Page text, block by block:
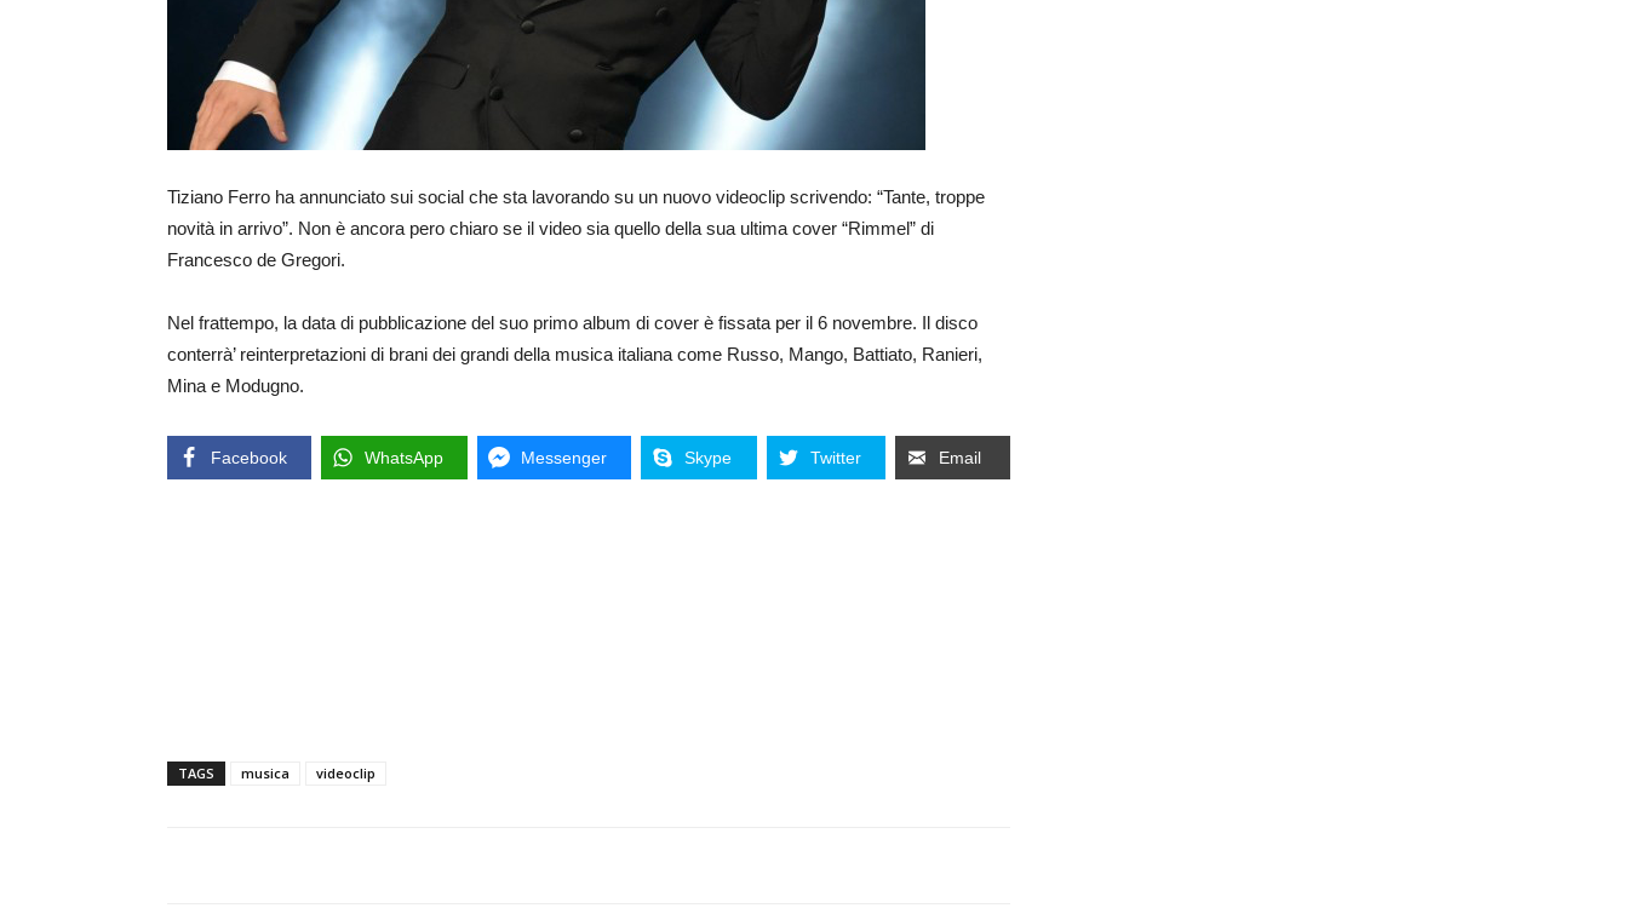
Tiziano Ferro ha annunciato sui social che sta lavorando su un nuovo videoclip scrivendo: “Tante, troppe
novità in arrivo”. Non è ancora pero chiaro se il video sia quello della sua ultima cover “Rimmel” di
Francesco de Gregori.
Nel frattempo, la data di pubblicazione del suo primo album di cover è fissata per il 6 novembre. Il disco
conterrà’ reinterpretazioni di brani dei grandi della musica italiana come Russo, Mango, Battiato, Ranieri,
Mina e Modugno.
Facebook WhatsApp Messenger Skype Twitter Email
TAGS musica videoclip